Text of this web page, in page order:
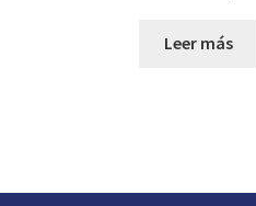
Leer más